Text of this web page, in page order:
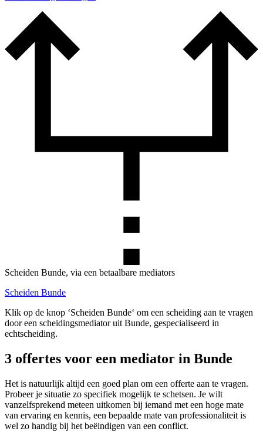
Scheiden Bunde, via een betaalbare mediators
Scheiden Bunde
Klik op de knop ‘Scheiden Bunde‘ om een scheiding aan te vragen
door een scheidingsmediator uit Bunde, gespecialiseerd in
echtscheiding.
3 offertes voor een mediator in Bunde
Het is natuurlijk altijd een goed plan om een offerte aan te vragen.
Probeer je situatie zo specifiek mogelijk te schetsen. Je wilt
vanzelfsprekend meteen uitkomen bij iemand met een hoge mate
van ervaring en kennis, een bepaalde mate van professionaliteit is
wel zo handig bij het beëindigen van een conflict.